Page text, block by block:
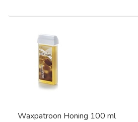
Waxpatroon Honing 100 ml